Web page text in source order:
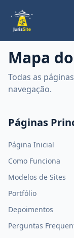
Mapa
Todas as
navegação.
Páginas
Página Inicial
Como Funciona
Modelos de Sites
Portfólio
Depoimentos
Perguntas